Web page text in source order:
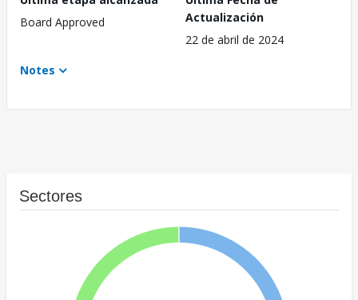
Board Approved
Actualización
22 de abril de 2024
Notes
Sectores